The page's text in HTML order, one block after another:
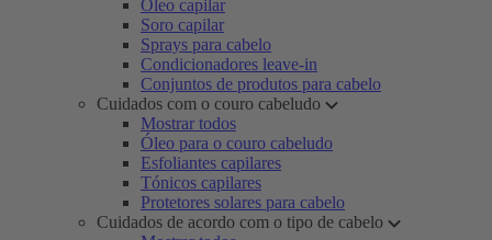
Óleo capilar
Soro capilar
Sprays para cabelo
Condicionadores leave-in
Conjuntos de produtos para cabelo
Cuidados com o couro cabeludo
Mostrar todos
Óleo para o couro cabeludo
Esfoliantes capilares
Tónicos capilares
Protetores solares para cabelo
Cuidados de acordo com o tipo de cabelo